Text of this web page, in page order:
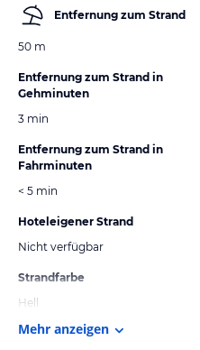
Entfernung zum Strand
50 m
Entfernung zum Strand in
Gehminuten
3 min
Entfernung zum Strand in
Fahrminuten
< 5 min
Hoteleigener Strand
Nicht verfügbar
Strandfarbe
Hell
Mehr anzeigen